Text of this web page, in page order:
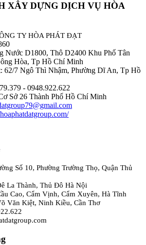
XÂY DỰNG DỊCH VỤ HÒA
TY HÒA PHÁT ĐẠT
Nước D1800, Thô D2400 Khu Phố Tân
Hòa, Tp Hồ Chí Minh
62/7 Ngô Thì Nhậm, Phường Dĩ An, Tp Hồ
- 0948.922.622
Sở 26 Thành Phố Hồ Chí Minh
Số 10, Phường Trường Thọ, Quận Thủ
La Thành, Thủ Đô Hà Nội
Cao, Cẩm Vịnh, Cẩm Xuyên, Hà Tĩnh
Văn Kiệt, Ninh Kiều, Cần Thơ